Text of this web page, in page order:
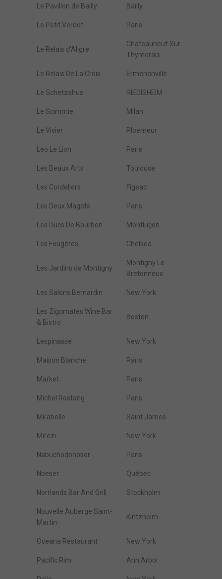
Le Pavillon de Bailly Bailly
Le Petit Verdot Paris
Le Relais d'Aligre
Chateauneuf Sur
Thymerais
Le Relais De La Croix Ermenonville
Le Schetzahus RIEDISHEIM
Le Scimmie Milan
Le Vivier Ploemeur
Leo Le Lion Paris
Les Beaux Arts Toulouse
Les Cordeliers Figeac
Les Deux Magots Paris
Les Ducs De Bourbon Montluçon
Les Fougères Chelsea
Les Jardins de Montigny
Montigny Le
Bretonneux
Les Salons Bernardin New York
Les Zigomates Wine Bar
& Bistro
Boston
Lespinasse New York
Maison Blanche Paris
Market Paris
Michel Rostang Paris
Mirabelle Saint James
Mirezi New York
Nabuchodonosor Paris
Noeser Québec
Norrlands Bar And Grill Stockholm
Nouvelle Auberge Saint-
Martin
Kintzheim
Oceana Restaurant New York
Pacific Rim Ann Arbor